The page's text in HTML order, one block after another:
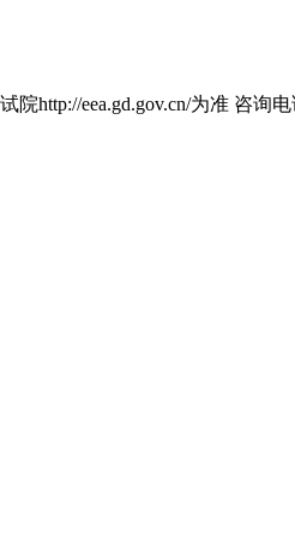
eea.gd.gov.cn/为准 咨询电